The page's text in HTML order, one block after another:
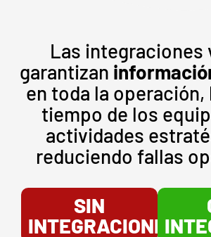
Las integraciones
garantizan
en toda la operación,
tiempo de los
actividades
reduciendo fallas
SIN
INTEGRACIONES